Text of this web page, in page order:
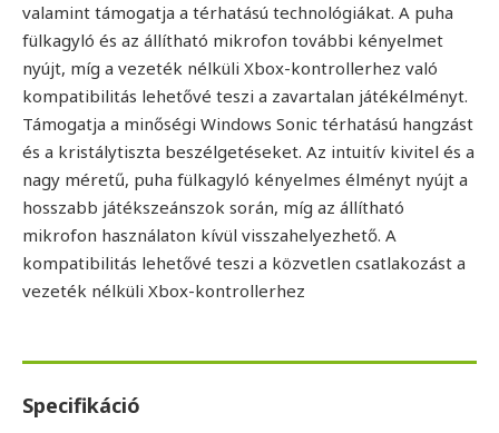
valamint támogatja a térhatású technológiákat. A puha
fülkagyló és az állítható mikrofon további kényelmet
nyújt, míg a vezeték nélküli Xbox-kontrollerhez való
kompatibilitás lehetővé teszi a zavartalan játékélményt.
Támogatja a minőségi Windows Sonic térhatású hangzást
és a kristálytiszta beszélgetéseket. Az intuitív kivitel és a
nagy méretű, puha fülkagyló kényelmes élményt nyújt a
hosszabb játékszeánszok során, míg az állítható
mikrofon használaton kívül visszahelyezhető. A
kompatibilitás lehetővé teszi a közvetlen csatlakozást a
vezeték nélküli Xbox-kontrollerhez
Specifikáció